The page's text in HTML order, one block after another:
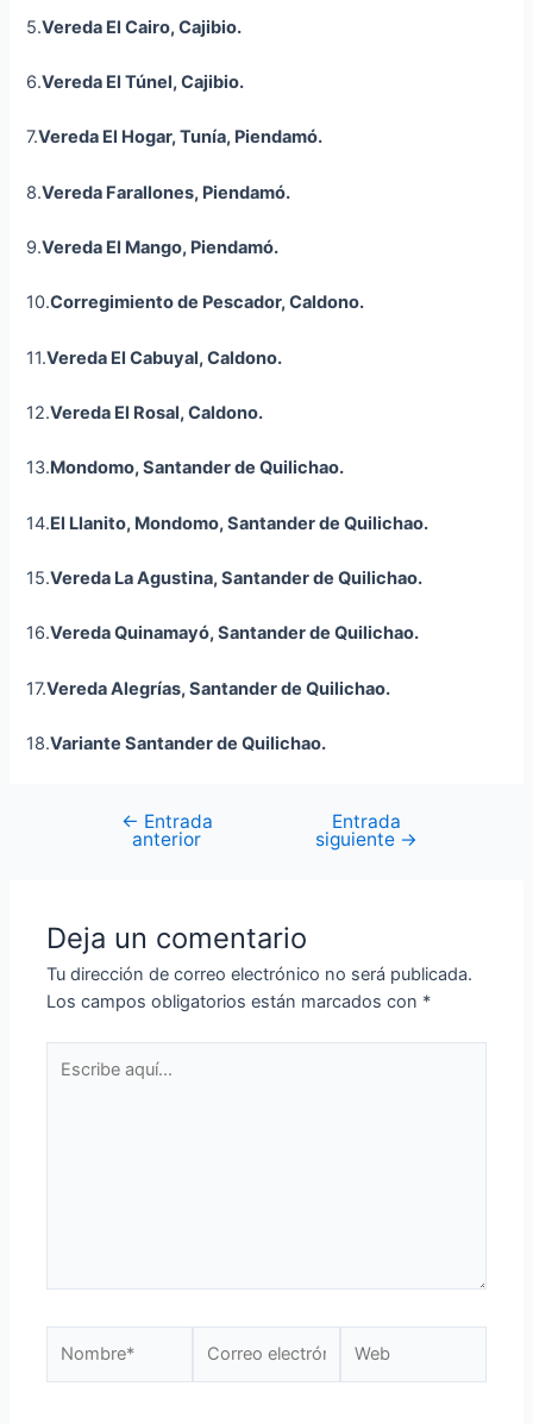
5.Vereda El Cairo,Cajibio.
6.Vereda El Túnel,Cajibio.
7.Vereda El Hogar,Tunía, Piendamó.
8.Vereda Farallones, Piendamó.
9.Vereda El Mango, Piendamó.
10.Corregimiento de Pescador, Caldono.
11.Vereda El Cabuyal, Caldono.
12.Vereda El Rosal, Caldono.
13.Mondomo, Santander de Quilichao.
14.El Llanito, Mondomo, Santander de Quilichao.
15.Vereda La Agustina, Santander de Quilichao.
16.VeredaQuinamayó, Santander de Quilichao.
17.Vereda Alegrías, Santander de Quilichao.
18.Variante Santander de Quilichao.
← Entrada
anterior
Entrada
siguiente →
Deja un comentario
Tu dirección de correo electrónico no será publicada.
Los campos obligatorios están marcados con *